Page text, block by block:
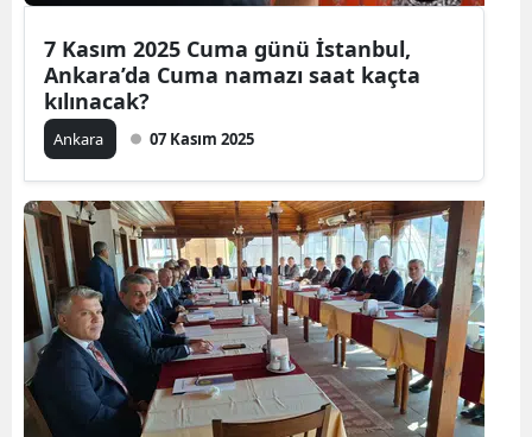
7 Kasım 2025 Cuma günü İstanbul,
Ankara’da Cuma namazı saat kaçta
kılınacak?
Ankara 07 Kasım 2025